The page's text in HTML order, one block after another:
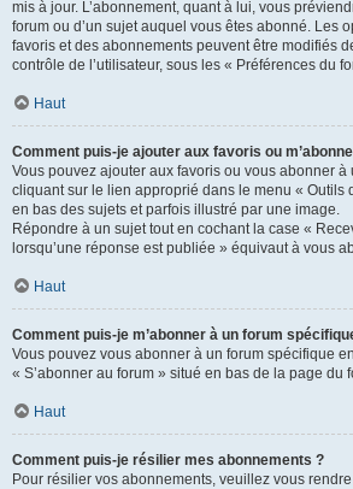
mis à jour. L’abonnement, quant à lui, vous
forum ou d’un sujet auquel vous êtes abonné. Les
favoris et des abonnements peuvent être modifiés
contrôle de l’utilisateur, sous les « Préférences du
Haut
Comment puis-je ajouter aux favoris ou
Vous pouvez ajouter aux favoris ou vous abonner à
cliquant sur le lien approprié dans le menu « Outils
en bas des sujets et parfois illustré par une image.
Répondre à un sujet tout en cochant la case «
lorsqu’une réponse est publiée » équivaut à vous
Haut
Comment puis-je m’abonner à un forum
Vous pouvez vous abonner à un forum spécifique
« S’abonner au forum » situé en bas de la page du
Haut
Comment puis-je résilier mes abonnements ?
Pour résilier vos abonnements, veuillez vous